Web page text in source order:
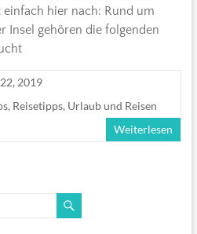
hier nach: Rund um
Insel gehören die folgenden
2019
, Reisetipps, Urlaub und Reisen
Weiterlesen